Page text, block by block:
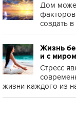
Дом
создать
Жизнь
и с миром
Стресс
жизни каждого из